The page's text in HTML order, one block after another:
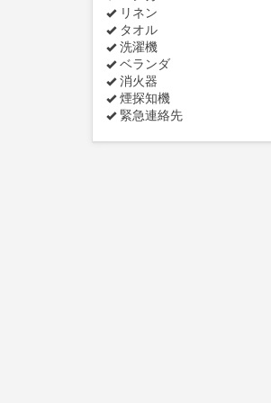
リネン
タオル
洗濯機
ベランダ
消火器
煙探知機
緊急連絡先